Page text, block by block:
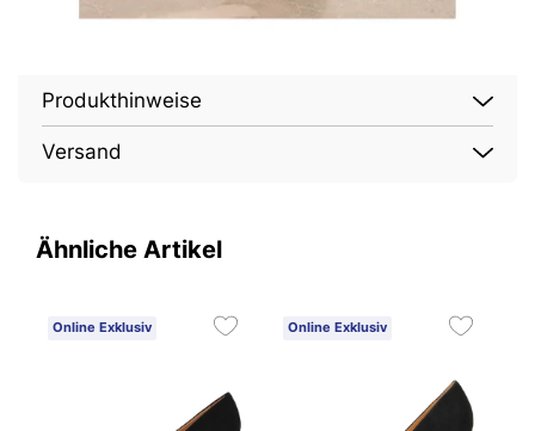
Produkthinweise
Versand
Ähnliche Artikel
Online Exklusiv Online Exklusiv